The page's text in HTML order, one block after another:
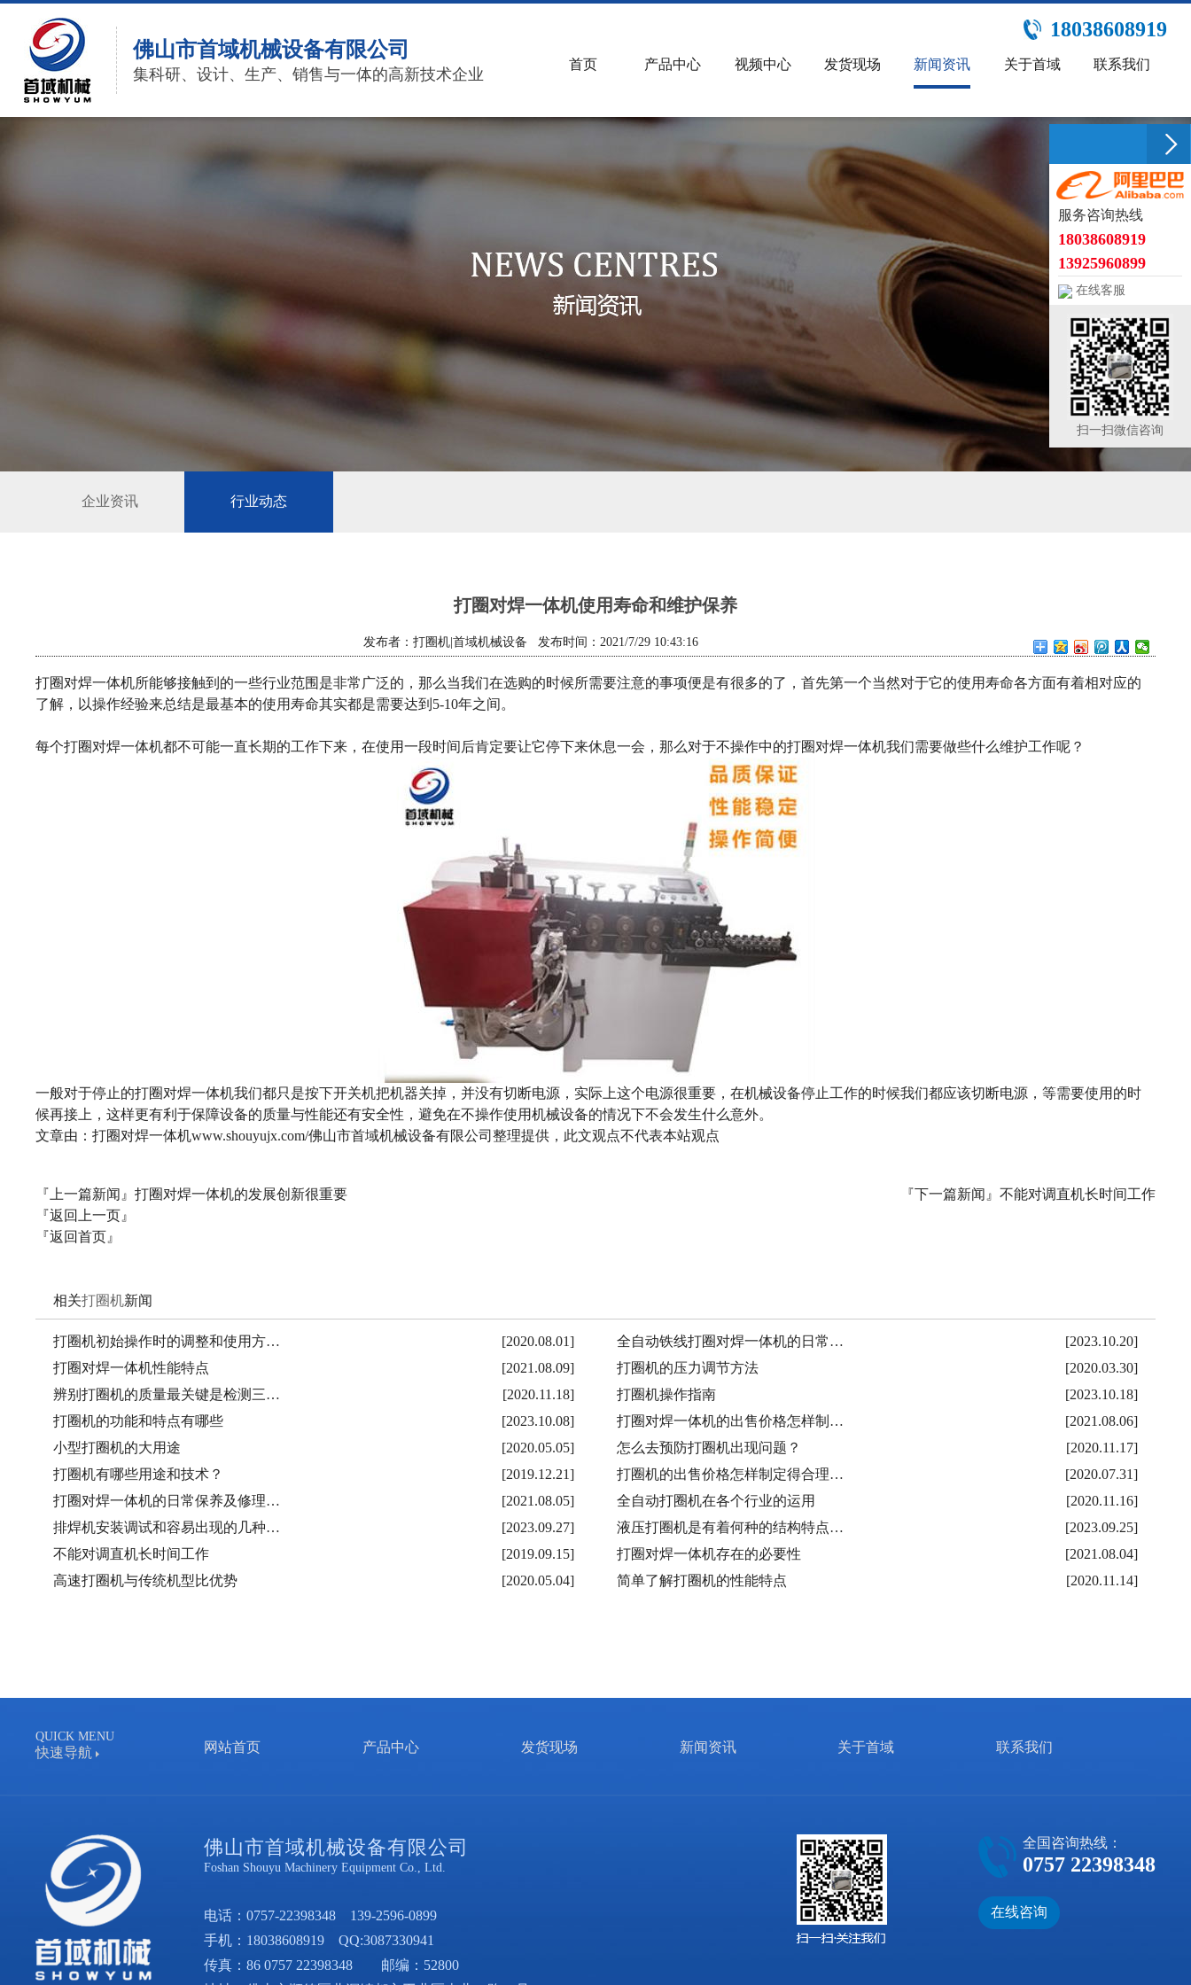
佛山市首域机械设备有限公司
集科研、设计、生产、销售与一体的高新技术企业
18038608919
首页 产品中心 视频中心 发货现场 新闻资讯 关于首域 联系我们
企业资讯 行业动态
打圈对焊一体机使用寿命和维护保养
发布者：打圈机|首域机械设备 发布时间：2021/7/29 10:43:16
打圈对焊一体机所能够接触到的一些行业范围是非常广泛的，那么当我们在选购的时候所需要注意的事项便是有很多的了，首先第一个当然对于它的使用寿命各方面有着相对应的
了解，以操作经验来总结是最基本的使用寿命其实都是需要达到5-10年之间。
每个打圈对焊一体机都不可能一直长期的工作下来，在使用一段时间后肯定要让它停下来休息一会，那么对于不操作中的打圈对焊一体机我们需要做些什么维护工作呢？
一般对于停止的打圈对焊一体机我们都只是按下开关机把机器关掉，并没有切断电源，实际上这个电源很重要，在机械设备停止工作的时候我们都应该切断电源，等需要使用的时
候再接上，这样更有利于保障设备的质量与性能还有安全性，避免在不操作使用机械设备的情况下不会发生什么意外。
文章由：打圈对焊一体机www.shouyujx.com/佛山市首域机械设备有限公司整理提供，此文观点不代表本站观点
『上一篇新闻』打圈对焊一体机的发展创新很重要 『下一篇新闻』 不能对调直机长时间工作
『返回上一页』
『返回首页』
相关打圈机新闻
[2020.08.01]
打圈机初始操作时的调整和使用方… [2023.10.20]
全自动铁线打圈对焊一体机的日常…
[2021.08.09]
打圈对焊一体机性能特点 [2020.03.30]
打圈机的压力调节方法
[2020.11.18]
辨别打圈机的质量最关键是检测三… [2023.10.18]
打圈机操作指南
[2023.10.08]
打圈机的功能和特点有哪些 [2021.08.06]
打圈对焊一体机的出售价格怎样制…
[2020.05.05]
小型打圈机的大用途 [2020.11.17]
怎么去预防打圈机出现问题？
[2019.12.21]
打圈机有哪些用途和技术？ [2020.07.31]
打圈机的出售价格怎样制定得合理…
[2021.08.05]
打圈对焊一体机的日常保养及修理… [2020.11.16]
全自动打圈机在各个行业的运用
[2023.09.27]
排焊机安装调试和容易出现的几种… [2023.09.25]
液压打圈机是有着何种的结构特点…
[2019.09.15]
不能对调直机长时间工作 [2021.08.04]
打圈对焊一体机存在的必要性
[2020.05.04]
高速打圈机与传统机型比优势 [2020.11.14]
简单了解打圈机的性能特点
QUICK MENU
快速导航 网站首页 产品中心 发货现场 新闻资讯 关于首域 联系我们
佛山市首域机械设备有限公司
Foshan Shouyu Machinery Equipment Co., Ltd.
电话： 0757-22398348
139-2596-0899
手机： 18038608919QQ:3087330941
传真：86 0757 22398348 邮编：52800
全国咨询热线：
0757 22398348
在线咨询
服务咨询热线
18038608919
13925960899
在线客服
扫一扫微信咨询